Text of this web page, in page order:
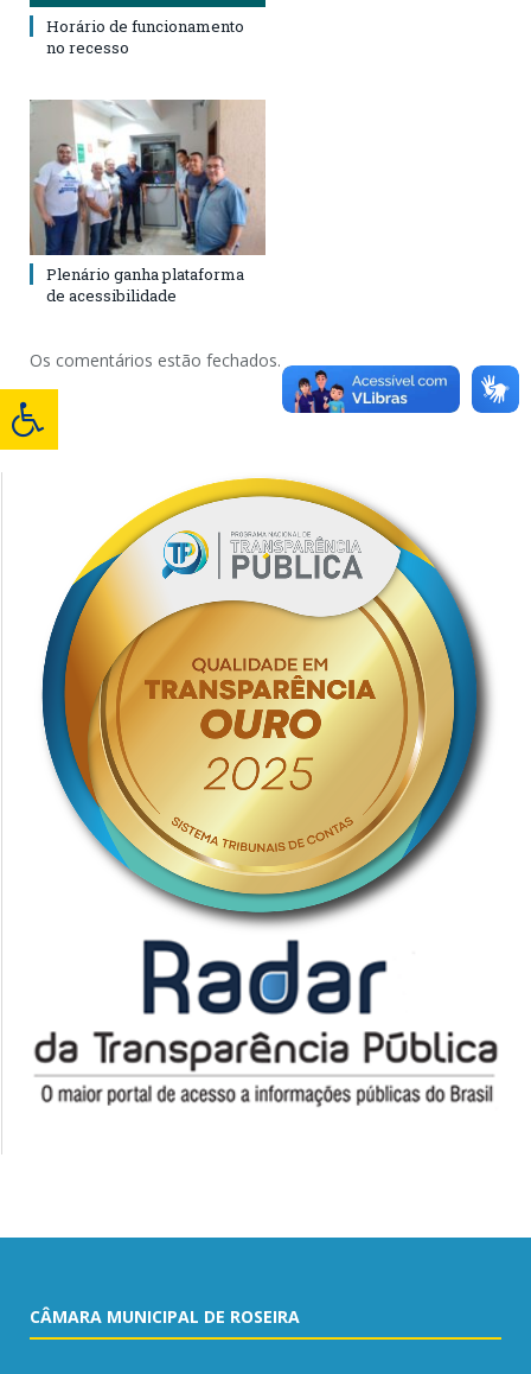
Horário de funcionamento
no recesso
Plenário ganha plataforma
de acessibilidade
Os comentários estão fechados.
CÂMARA MUNICIPAL DE ROSEIRA